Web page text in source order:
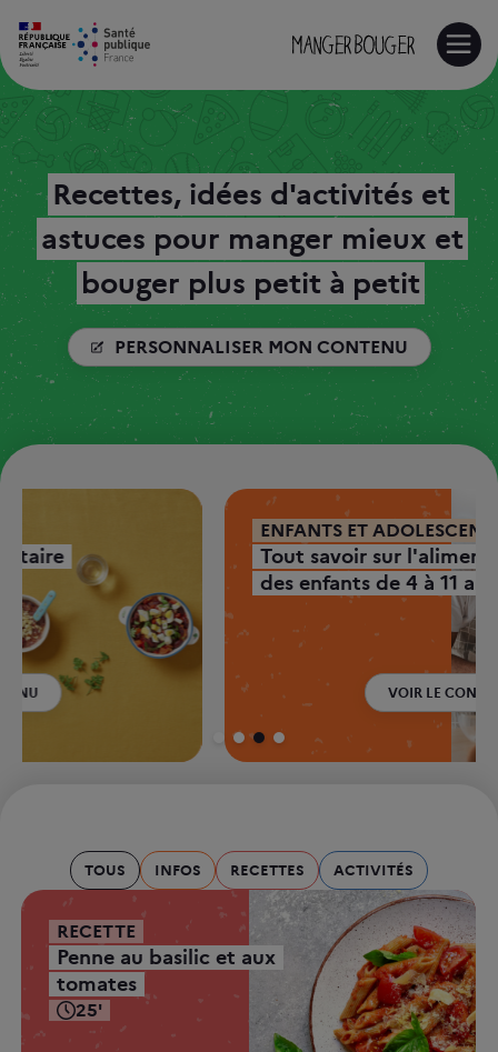
Recettes, idées d'activités et
astuces pour manger mieux et
bouger plus petit à petit
PERSONNALISER MON CONTENU
ENFANTS ET ADOLESCENTS
Tout savoir sur l'alimentation
des enfants de 4 à 11 ans
VOIR LE CONTENU
TOUS INFOS RECETTES ACTIVITÉS
RECETTE
Penne au basilic et aux
tomates
25'